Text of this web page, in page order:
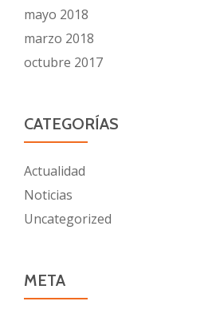
mayo 2018
marzo 2018
octubre 2017
CATEGORÍAS
Actualidad
Noticias
Uncategorized
META